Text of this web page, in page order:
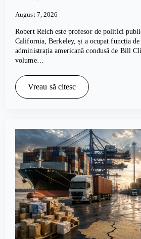
August 7, 2026
Robert Reich este profesor de politici
California, Berkeley, și a ocupat funcția
administrația americană condusă de Bill
volume…
Vreau să citesc